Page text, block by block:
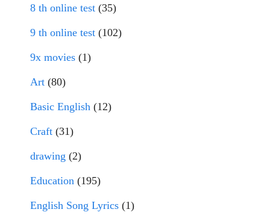
8 th online test (35)
9 th online test (102)
9x movies (1)
Art (80)
Basic English (12)
Craft (31)
drawing (2)
Education (195)
English Song Lyrics (1)